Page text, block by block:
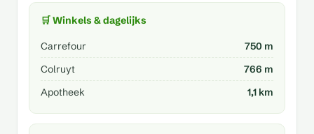
🛒 Winkels & dagelijks
Carrefour
750 m
Colruyt
766 m
Apotheek
1,1 km